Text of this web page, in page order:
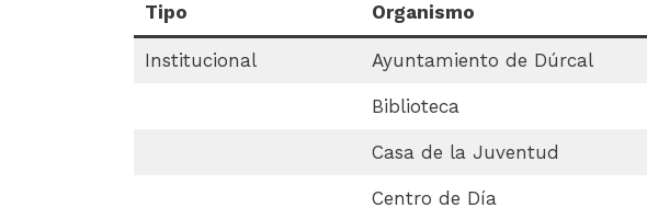
Tipo Organismo
Institucional Ayuntamiento de Dúrcal
Biblioteca
Casa de la Juventud
Centro de Día